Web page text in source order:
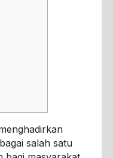
salah satu